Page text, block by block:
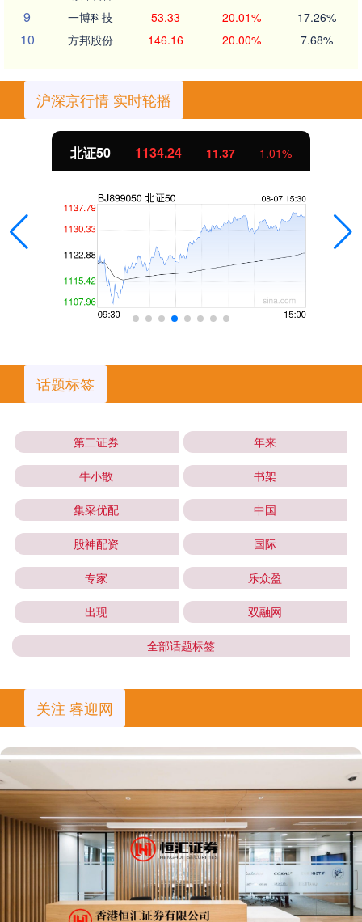
9 一博科技 53.33 20.01% 17.26%
10 方邦股份 146.16 20.00% 7.68%
沪深京行情 实时轮播
北证50 1134.24 11.37 1.01%
话题标签
第二证券 年来
牛小散 书架
集采优配 中国
股神配资 国际
专家 乐众盈
出现 双融网
全部话题标签
关注 睿迎网